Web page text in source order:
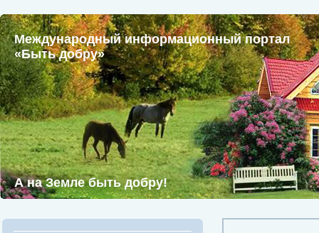
Международный информационный портал
«Быть добру»
А на Земле быть добру!